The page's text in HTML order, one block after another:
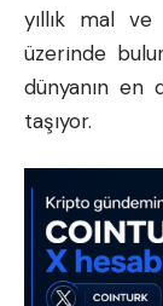
yıllık mal
üzerinde
dünyanın en
taşıyor.